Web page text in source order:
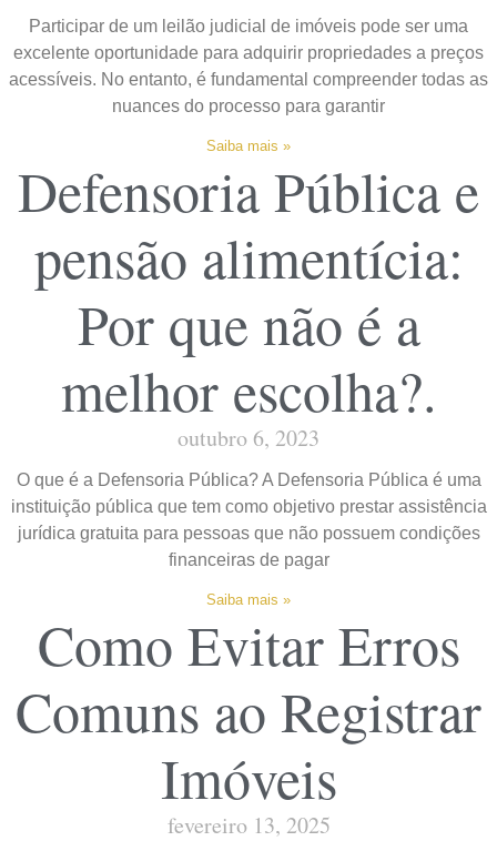
Participar de um leilão judicial de imóveis pode ser uma
excelente oportunidade para adquirir propriedades a preços
acessíveis. No entanto, é fundamental compreender todas as
nuances do processo para garantir
Saiba mais »
Defensoria Pública e
pensão alimentícia:
Por que não é a
melhor escolha?.
outubro 6, 2023
O que é a Defensoria Pública? A Defensoria Pública é uma
instituição pública que tem como objetivo prestar assistência
jurídica gratuita para pessoas que não possuem condições
financeiras de pagar
Saiba mais »
Como Evitar Erros
Comuns ao Registrar
Imóveis
fevereiro 13, 2025